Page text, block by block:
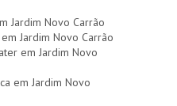
Jardim Novo Carrão
Jardim Novo Carrão
em Jardim Novo
em Jardim Novo